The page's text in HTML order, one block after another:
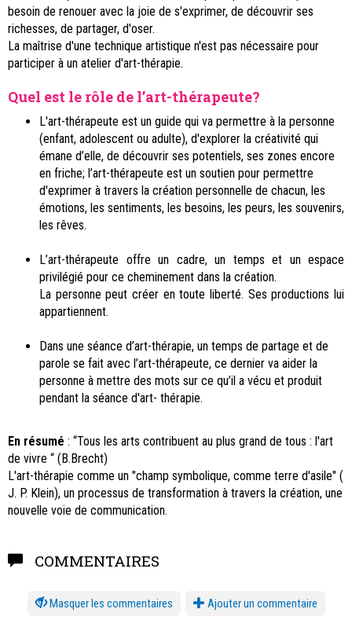
besoin de renouer avec la joie de s'exprimer, de découvrir ses
richesses, de partager, d'oser.
La maîtrise d'une technique artistique n'est pas nécessaire pour
participer à un atelier d'art-thérapie.
Quel est le rôle de l’art-thérapeute?
L'art-thérapeute est un guide qui va permettre à la personne
(enfant, adolescent ou adulte), d'explorer la créativité qui
émane d’elle, de découvrir ses potentiels, ses zones encore
en friche; l’art-thérapeute est un soutien pour permettre
d'exprimer à travers la création personnelle de chacun, les
émotions, les sentiments, les besoins, les peurs, les souvenirs,
les rêves.
L’art-thérapeute offre un cadre, un temps et un espace
privilégié pour ce cheminement dans la création.
La personne peut créer en toute liberté. Ses productions lui
appartiennent.
Dans une séance d’art-thérapie, un temps de partage et de
parole se fait avec l’art-thérapeute, ce dernier va aider la
personne à mettre des mots sur ce qu’il a vécu et produit
pendant la séance d'art- thérapie.
En résumé : “Tous les arts contribuent au plus grand de tous : l'art
de vivre “ (B.Brecht)
L'art-thérapie comme un "champ symbolique, comme terre d'asile" (
J. P. Klein), un processus de transformation à travers la création, une
nouvelle voie de communication.
COMMENTAIRES
les commentaires Ajouter un commentaire